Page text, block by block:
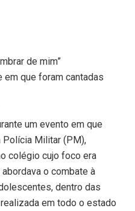
de mim”
em que foram cantadas
um evento em que
Polícia Militar (PM),
colégio cujo foco era
o combate à
dentro das
em todo o estado